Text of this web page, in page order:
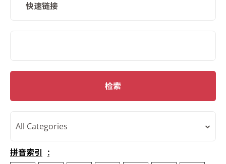
快速链接
检索
All Categories
拼音索引